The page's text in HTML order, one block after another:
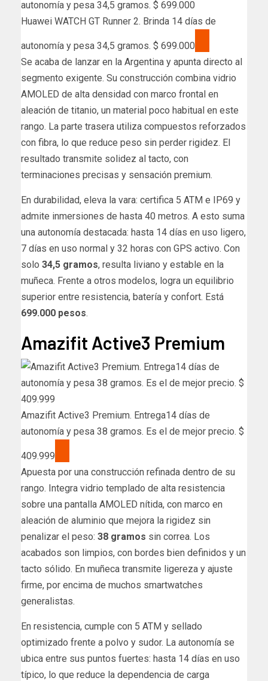
Huawei WATCH GT Runner 2. Brinda 14 días de
autonomía y pesa 34,5 gramos. $ 699.000
Se acaba de lanzar en la Argentina y apunta directo al
segmento exigente. Su construcción combina vidrio
AMOLED de alta densidad con marco frontal en
aleación de titanio, un material poco habitual en este
rango. La parte trasera utiliza compuestos reforzados
con fibra, lo que reduce peso sin perder rigidez. El
resultado transmite solidez al tacto, con
terminaciones precisas y sensación premium.
En durabilidad, eleva la vara: certifica 5 ATM e IP69 y
admite inmersiones de hasta 40 metros. A esto suma
una autonomía destacada: hasta 14 días en uso ligero,
7 días en uso normal y 32 horas con GPS activo. Con
solo 34,5 gramos, resulta liviano y estable en la
muñeca. Frente a otros modelos, logra un equilibrio
superior entre resistencia, batería y confort. Está
699.000 pesos.
Amazifit Active3 Premium
Amazifit Active3 Premium. Entrega14 días de
autonomía y pesa 38 gramos. Es el de mejor precio. $
409.999
Apuesta por una construcción refinada dentro de su
rango. Integra vidrio templado de alta resistencia
sobre una pantalla AMOLED nítida, con marco en
aleación de aluminio que mejora la rigidez sin
penalizar el peso: 38 gramos sin correa. Los
acabados son limpios, con bordes bien definidos y un
tacto sólido. En muñeca transmite ligereza y ajuste
firme, por encima de muchos smartwatches
generalistas.
En resistencia, cumple con 5 ATM y sellado
optimizado frente a polvo y sudor. La autonomía se
ubica entre sus puntos fuertes: hasta 14 días en uso
típico, lo que reduce la dependencia de carga